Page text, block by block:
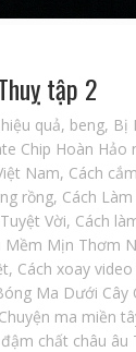
tập 2
quả, beng, Bị
Chip Hoàn Hảo
Nam, Cách
rồng, Cách
Vời, Cách
Mềm Mịn Thơm
, Cách xoay
Ma Dưới Cây
Chuyện ma miền
chất châu